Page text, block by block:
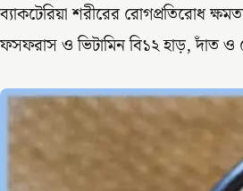
ব্যাকটেরিয়া শরীরের রোগপ্রতিরোধ
ফসফরাস ও ভিটামিন বি১২ হাড়, দাঁত ও